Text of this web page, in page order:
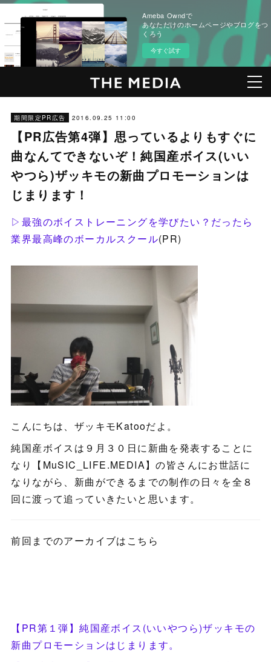
Ameba Owndで
あなただけのホームページやブログをつ
くろう
今すぐ試す
期間限定PR広告 2016.09.25 11:00
【PR広告第4弾】思っているよりもすぐに
曲なんてできないぞ！純国産ボイス(いい
やつら)ザッキモの新曲プロモーションは
じまります！
▷最強のボイストレーニングを学びたい？だったら
業界最高峰のボーカルスクール(PR)
こんにちは、ザッキモKatooだよ。
純国産ボイスは９月３０日に新曲を発表することに
なり【MuSIC_LIFE.MEDIA】の皆さんにお世話に
なりながら、新曲ができるまでの制作の日々を全８
回に渡って追っていきたいと思います。
前回までのアーカイブはこちら
【PR第１弾】純国産ボイス(いいやつら)ザッキモの
新曲プロモーションはじまります。